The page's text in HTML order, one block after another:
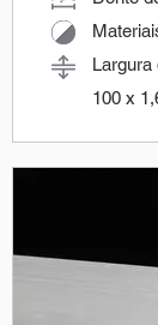
Largura
100 x